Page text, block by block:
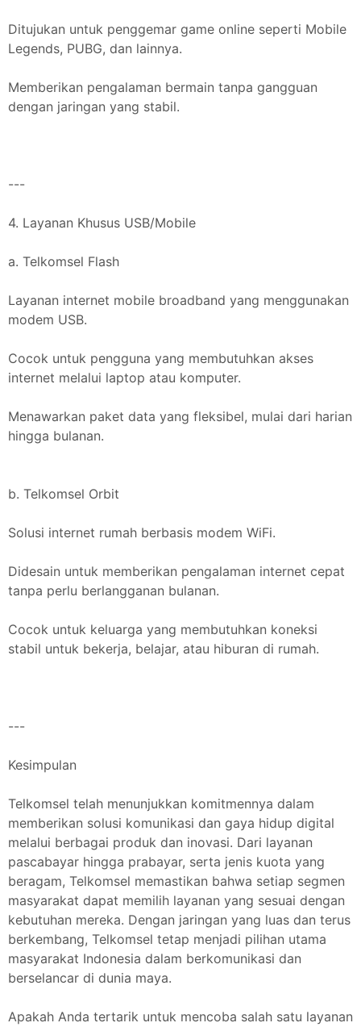
Ditujukan untuk penggemar game online seperti Mobile
Legends, PUBG, dan lainnya.
Memberikan pengalaman bermain tanpa gangguan
dengan jaringan yang stabil.
---
4. Layanan Khusus USB/Mobile
a. Telkomsel Flash
Layanan internet mobile broadband yang menggunakan
modem USB.
Cocok untuk pengguna yang membutuhkan akses
internet melalui laptop atau komputer.
Menawarkan paket data yang fleksibel, mulai dari harian
hingga bulanan.
b. Telkomsel Orbit
Solusi internet rumah berbasis modem WiFi.
Didesain untuk memberikan pengalaman internet cepat
tanpa perlu berlangganan bulanan.
Cocok untuk keluarga yang membutuhkan koneksi
stabil untuk bekerja, belajar, atau hiburan di rumah.
---
Kesimpulan
Telkomsel telah menunjukkan komitmennya dalam
memberikan solusi komunikasi dan gaya hidup digital
melalui berbagai produk dan inovasi. Dari layanan
pascabayar hingga prabayar, serta jenis kuota yang
beragam, Telkomsel memastikan bahwa setiap segmen
masyarakat dapat memilih layanan yang sesuai dengan
kebutuhan mereka. Dengan jaringan yang luas dan terus
berkembang, Telkomsel tetap menjadi pilihan utama
masyarakat Indonesia dalam berkomunikasi dan
berselancar di dunia maya.
Apakah Anda tertarik untuk mencoba salah satu layanan